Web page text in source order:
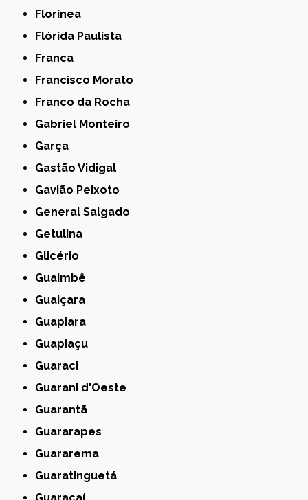
Florínea
Flórida Paulista
Franca
Francisco Morato
Franco da Rocha
Gabriel Monteiro
Garça
Gastão Vidigal
Gavião Peixoto
General Salgado
Getulina
Glicério
Guaimbê
Guaiçara
Guapiara
Guapiaçu
Guaraci
Guarani d'Oeste
Guarantã
Guararapes
Guararema
Guaratinguetá